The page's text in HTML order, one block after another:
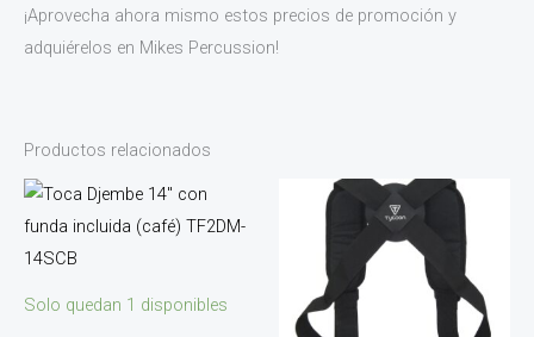
¡Aprovecha ahora mismo estos precios de promoción y
adquiérelos en Mikes Percussion!
Productos relacionados
Solo quedan 1 disponibles